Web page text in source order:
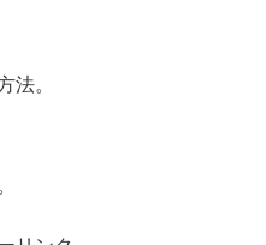
法。